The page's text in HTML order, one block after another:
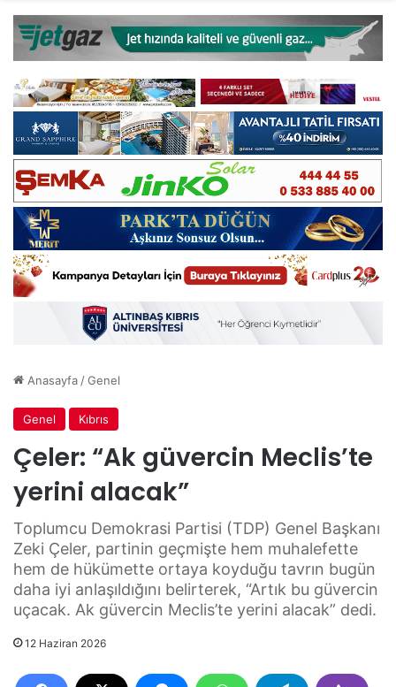
Anasayfa/Genel
Genel Kıbrıs
Çeler: “Ak güvercin Meclis’te
yerini alacak”
Toplumcu Demokrasi Partisi (TDP) Genel Başkanı
Zeki Çeler, partinin geçmişte hem muhalefette
hem de hükümette ortaya koyduğu tavrın bugün
daha iyi anlaşıldığını belirterek, “Artık bu güvercin
uçacak. Ak güvercin Meclis’te yerini alacak” dedi.
12 Haziran 2026